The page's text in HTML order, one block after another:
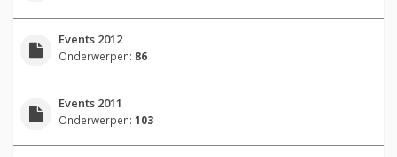
Events 2012
Onderwerpen: 86
Events 2011
Onderwerpen: 103